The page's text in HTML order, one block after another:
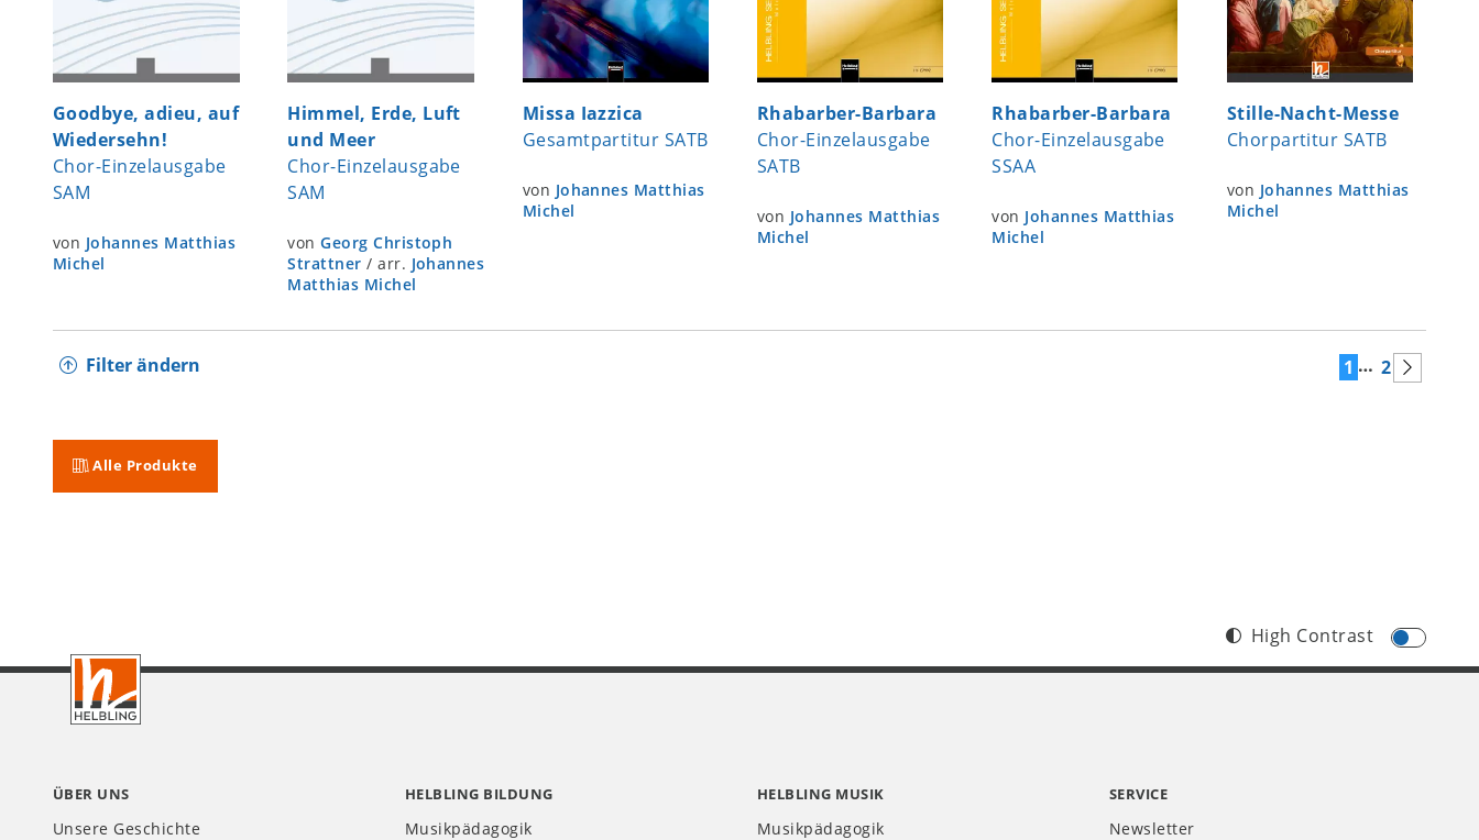
Goodbye, adieu, auf
Wiedersehn!
Chor-Einzelausgabe
SAM
von Johannes Matthias
Michel
Himmel, Erde, Luft
und Meer
Chor-Einzelausgabe
SAM
vonGeorg Christoph
Strattner /arr. Johannes
Matthias Michel
Missa Iazzica
Gesamtpartitur SATB
von Johannes Matthias
Michel
Rhabarber-Barbara
Chor-Einzelausgabe
SATB
von Johannes Matthias
Michel
Rhabarber-Barbara
Chor-Einzelausgabe
SSAA
von Johannes Matthias
Michel
Stille-Nacht-Messe
Chorpartitur SATB
von Johannes Matthias
Michel
1 … 2
Filter ändern
Alle Produkte
Footer
High Contrast
ÜBER UNS
Unsere Geschichte
HELBLING BILDUNG
Musikpädagogik
HELBLING MUSIK
Musikpädagogik
SERVICE
Newsletter